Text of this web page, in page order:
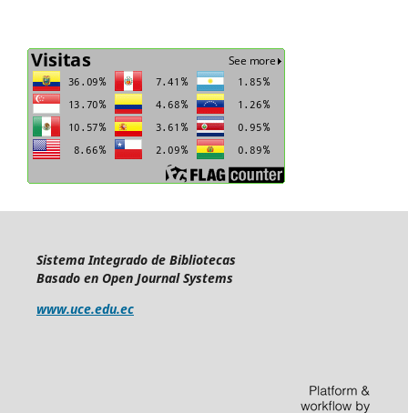
Sistema Integrado de Bibliotecas
Basado en Open Journal Systems
www.uce.edu.ec